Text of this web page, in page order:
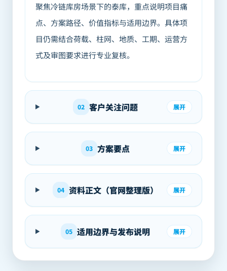
聚焦冷链库房场景下的泰库，重点说明项目痛
点、方案路径、价值指标与适用边界。具体项
目仍需结合荷载、柱网、地质、工期、运营方
式及审图要求进行专业复核。
02 客户关注问题 展开
03 方案要点 展开
04 资料正文（官网整理版） 展开
05 适用边界与发布说明 展开